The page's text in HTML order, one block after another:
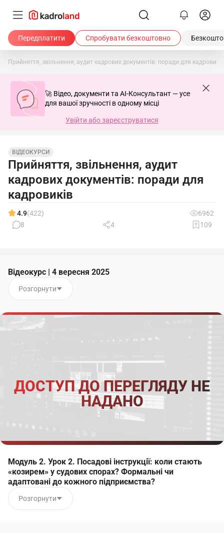
Передплатити Спробувати безкоштовно
Прийняття, звільнення, аудит кадрових документів: поради для кадровиків
🚀 Відео, документи та AI-Консультант — усе
для вашої зручності в одному місці
Увійти або зареєструватися
ВІДЕОКУРСИ
Прийняття, звільнення, аудит
кадрових документів: поради для
кадровиків
4.9(422)
6962
8
4 109
Відеокурс | 4 вересня 2025
Розгорнути
ДОСТУП ДО ПЕРЕГЛЯДУ НЕ
НАДАНО
Модуль 2. Урок 2. Посадові інструкції: коли стають
«козирем» у судових спорах? Формальні чи
адаптовані до кожного підприємства?
Розгорнути